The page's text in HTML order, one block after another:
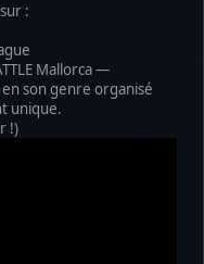
:
Mallorca —
son genre organisé
unique.
!)